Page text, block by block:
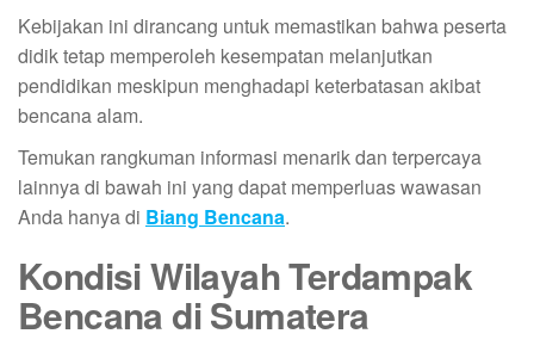
Kebijakan ini dirancang untuk memastikan bahwa peserta
didik tetap memperoleh kesempatan melanjutkan
pendidikan meskipun menghadapi keterbatasan akibat
bencana alam.
Temukan rangkuman informasi menarik dan terpercaya
lainnya di bawah ini yang dapat memperluas wawasan
Anda hanya di Biang Bencana.
Kondisi Wilayah Terdampak
Bencana di Sumatera